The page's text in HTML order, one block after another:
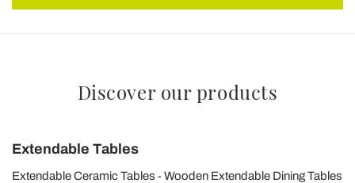
Discover our products
Extendable Tables
Extendable Ceramic Tables
Wooden Extendable Dining Tables